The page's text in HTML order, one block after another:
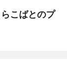
こばとのプ